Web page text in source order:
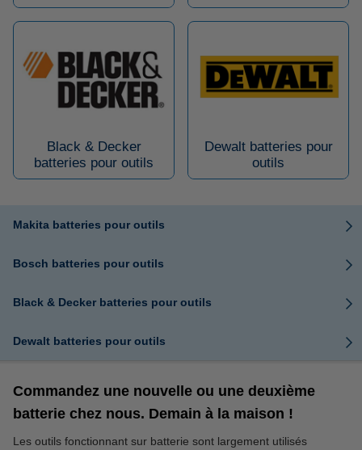
Black & Decker
batteries pour outils
Dewalt batteries pour
outils
Makita batteries pour outils
Bosch batteries pour outils
Black & Decker batteries pour outils
Dewalt batteries pour outils
Commandez une nouvelle ou une deuxième
batterie chez nous. Demain à la maison !
Les outils fonctionnant sur batterie sont largement utilisés